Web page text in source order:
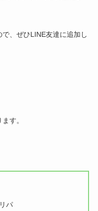
、ぜひLINE友達に追加し
す。
パ